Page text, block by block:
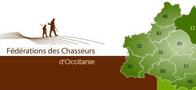
09
12
31
32
46
65
66
81
82
11